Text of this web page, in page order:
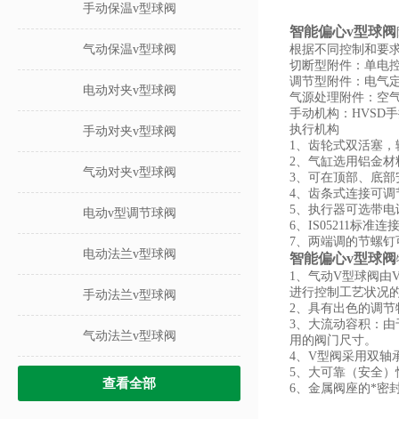
手动保温v型球阀
气动保温v型球阀
电动对夹v型球阀
手动对夹v型球阀
气动对夹v型球阀
电动v型调节球阀
电动法兰v型球阀
手动法兰v型球阀
气动法兰v型球阀
查看全部
智能偏心v型球阀
根据不同控制和要
切断型附件：单电
调节型附件：电气
气源处理附件：空
手动机构：HVSD
执行机构
1、齿轮式双活塞
2、气缸选用铝金
3、可在顶部、底
4、齿条式连接可
5、执行器可选带
6、IS05211标准连
7、两端调的节螺
智能偏心v型球阀
1、气动V型球阀由
进行控制工艺状况
2、具有出色的调
3、大流动容积：
用的阀门尺寸。
4、V型阀采用双轴
5、大可靠（安全
6、金属阀座的*密